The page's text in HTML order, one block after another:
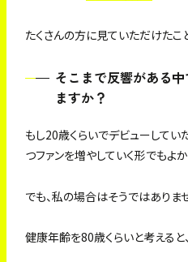
たくさんの方に見ていただけたこ
そこまで反響がある
ますか？
もし20歳くらいでデビューしてい
つファンを増やしていく形でもよ
でも、私の場合はそうではありま
健康年齢を80歳くらいと考えると